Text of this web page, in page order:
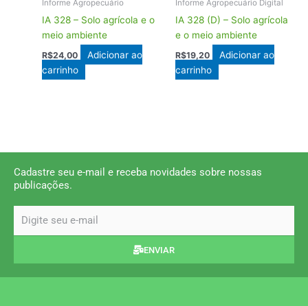
Informe Agropecuário
IA 328 – Solo agrícola e o
meio ambiente
R$24,00
Adicionar ao
carrinho
Informe Agropecuário Digital
IA 328 (D) – Solo agrícola
e o meio ambiente
R$19,20
Adicionar ao
carrinho
Cadastre seu e-mail e receba novidades sobre nossas
publicações.
ENVIAR